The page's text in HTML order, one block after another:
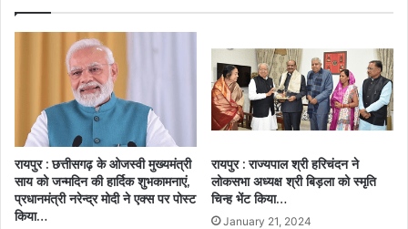
रायपुर : छत्तीसगढ़ के ओजस्वी मुख्यमंत्री
साय को जन्मदिन की हार्दिक शुभकामनाएं,
प्रधानमंत्री नरेन्द्र मोदी ने एक्स पर पोस्ट
किया…
रायपुर : राज्यपाल श्री हरिचंदन ने
लोकसभा अध्यक्ष श्री बिड़ला को स्मृति
चिन्ह भेंट किया…
January 21, 2024